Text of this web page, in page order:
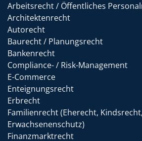
Arbeitsrecht / Öffentliches
Architektenrecht
Autorecht
Baurecht / Planungsrecht
Bankenrecht
Compliance- / Risk-Management
E-Commerce
Enteignungsrecht
Erbrecht
Familienrecht (Eherecht, Kindsrecht,
Erwachsenenschutz)
Finanzmarktrecht